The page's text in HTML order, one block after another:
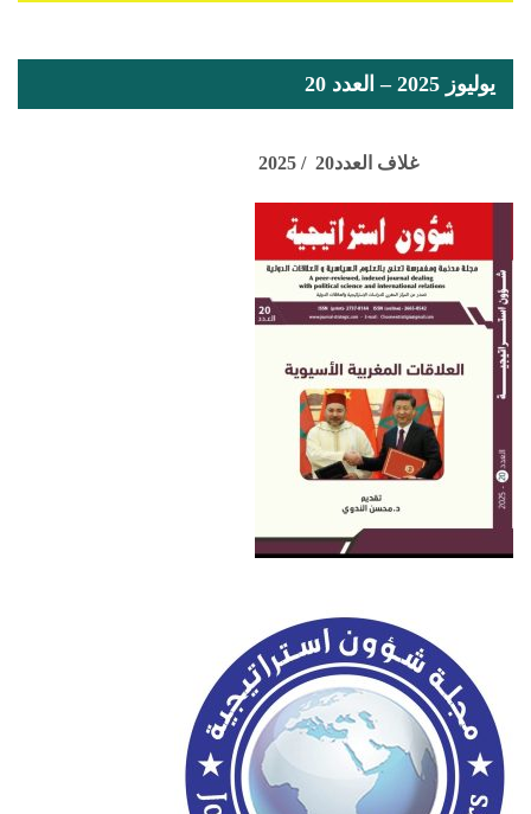
يوليوز 2025 – العدد 20
غلاف العدد20 / 2025